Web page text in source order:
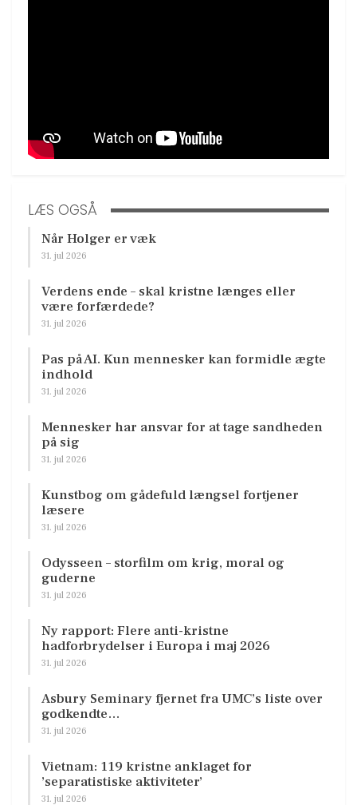
LÆS OGSÅ
Når Holger er væk
31. jul 2026
Verdens ende – skal kristne længes eller
være forfærdede?
31. jul 2026
Pas på AI. Kun mennesker kan formidle ægte
indhold
31. jul 2026
Mennesker har ansvar for at tage sandheden
på sig
31. jul 2026
Kunstbog om gådefuld længsel fortjener
læsere
31. jul 2026
Odysseen – storfilm om krig, moral og
guderne
31. jul 2026
Ny rapport: Flere anti-kristne
hadforbrydelser i Europa i maj 2026
31. jul 2026
Asbury Seminary fjernet fra UMC’s liste over
godkendte…
31. jul 2026
Vietnam: 119 kristne anklaget for
’separatistiske aktiviteter’
31. jul 2026